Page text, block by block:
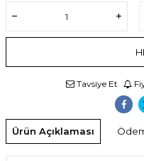
Tavsiye Et
Ürün Açıklaması